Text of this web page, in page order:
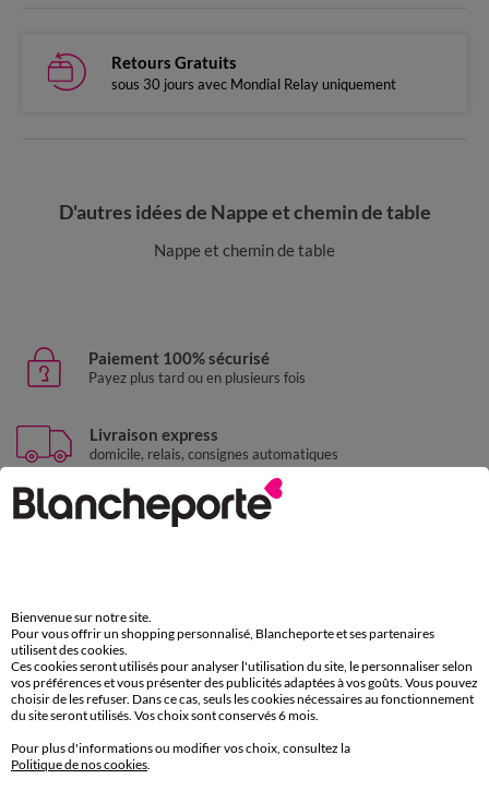
Retours Gratuits
sous 30 jours avec Mondial Relay uniquement
D'autres idées de Nappe et chemin de table
Nappe et chemin de table
Paiement 100% sécurisé
Payez plus tard ou en plusieurs fois
Livraison express
domicile, relais, consignes automatiques
Retours gratuits
sous 30 jours avec Mondial Relay uniquement
de 8h00 à 20h00 du lundi au samedi
11€ Offerts
Bienvenue sur notre site.
Pour vous offrir un shopping personnalisé, Blancheporte et ses partenaires
utilisent des cookies.
Ces cookies seront utilisés pour analyser l'utilisation du site, le personnaliser selon
vos préférences et vous présenter des publicités adaptées à vos goûts. Vous pouvez
choisir de les refuser. Dans ce cas, seuls les cookies nécessaires au fonctionnement
du site seront utilisés. Vos choix sont conservés 6 mois.
Pour plus d'informations ou modifier vos choix, consultez la
Politique de nos cookies.